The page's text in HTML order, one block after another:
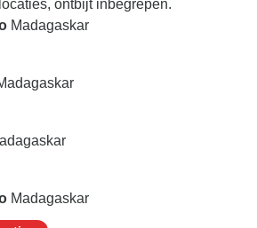
ontbijt inbegrepen.
Madagaskar
Madagaskar